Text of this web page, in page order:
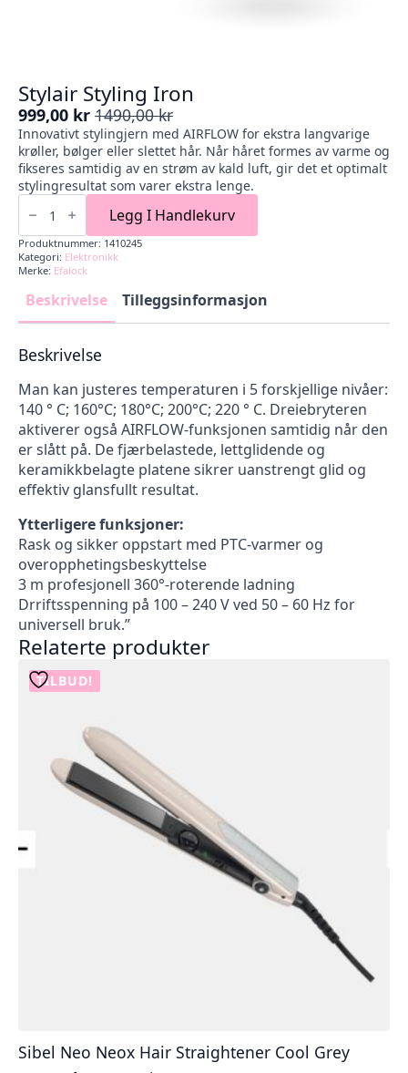
Stylair Styling Iron
1490,00kr
Opprinnelig
pris
var:
1490,00 kr.
999,00 kr
Nåværende
pris
er:
999,00 kr.
Innovativt stylingjern med AIRFLOW for ekstra langvarige
krøller, bølger eller slettet hår. Når håret formes av varme og
fikseres samtidig av en strøm av kald luft, gir det et optimalt
stylingresultat som varer ekstra lenge.
Stylair
Styling
antall
Legg I Handlekurv
Produktnummer: 1410245
Kategori: Elektronikk
Merke: Efalock
Beskrivelse Tilleggsinformasjon
Beskrivelse
Man kan justeres temperaturen i 5 forskjellige nivåer:
140 ° C; 160°C; 180°C; 200°C; 220 ° C. Dreiebryteren
aktiverer også AIRFLOW-funksjonen samtidig når den
er slått på. De fjærbelastede, lettglidende og
keramikkbelagte platene sikrer uanstrengt glid og
effektiv glansfullt resultat.
Ytterligere funksjoner:
Rask og sikker oppstart med PTC-varmer og
overopphetingsbeskyttelse
3 m profesjonell 360°-roterende ladning
Drriftsspenning på 100 – 240 V ved 50 – 60 Hz for
universell bruk.”
Relaterte produkter
TILBUD!
Sibel Neo Neox Hair Straightener Cool Grey